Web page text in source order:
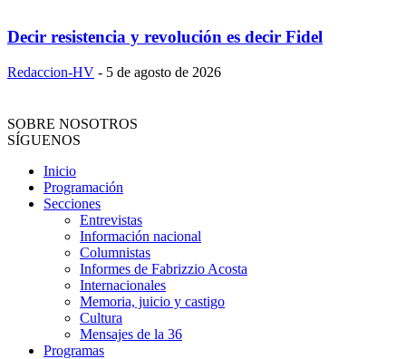
Decir resistencia y revolución es decir Fidel
Redaccion-HV - 5 de agosto de 2026
SOBRE NOSOTROS
SÍGUENOS
Inicio
Programación
Secciones
Entrevistas
Información nacional
Columnistas
Informes de Fabrizzio Acosta
Internacionales
Memoria, juicio y castigo
Cultura
Mensajes de la 36
Programas